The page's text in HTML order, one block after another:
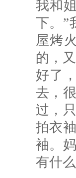
我和
下。”
屋烤
的，
好了
去，
过，
拍衣
袖。
有什